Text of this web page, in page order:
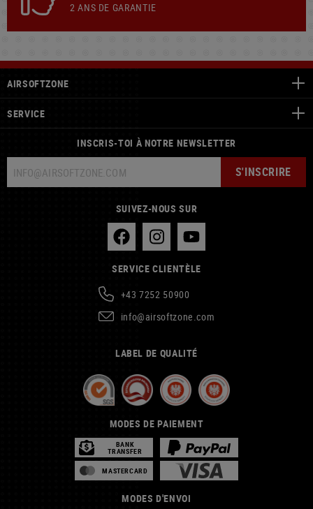
2 ANS DE GARANTIE
AIRSOFTZONE
SERVICE
INSCRIS-TOI À NOTRE NEWSLETTER
S'INSCRIRE
SUIVEZ-NOUS SUR
SERVICE CLIENTÈLE
+43 7252 50900
info@airsoftzone.com
LABEL DE QUALITÉ
MODES DE PAIEMENT
BANK
TRANSFER
MASTERCARD
MODES D'ENVOI